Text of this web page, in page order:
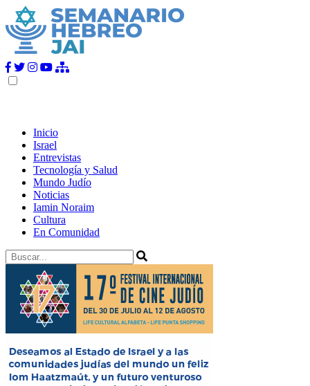
Inicio
Israel
Entrevistas
Tecnología y Salud
Mundo Judío
Noticias
Iamin Noraim
Cultura
En Comunidad